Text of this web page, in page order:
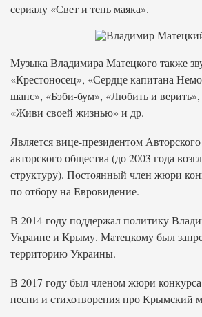
сериалу «Свет и тень маяка».
Музыка Владимира Матецкого также
«Крестоносец», «Сердце капитана
шанс», «Бэби-бум», «Любить и верить»,
«Живи своей жизнью» и др.
Является вице-президентом
авторского общества (до 2003 года
структуру). Постоянный член жюри
по отбору на Евровидение.
В 2014 году поддержал политику
Украине и Крыму. Матецкому был
территорию Украины.
В 2017 году был членом жюри
песни и стихотворения про Крымский